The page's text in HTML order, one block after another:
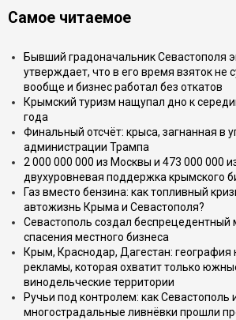
Самое читаемое
Бывший градоначальник Севастополя
утверждает, что в его время взяток не
вообще и бизнес работал без откатов
Крымский туризм нащупал дно к
года
Финальный отсчёт: крыса, загнанная в
администрации Трампа
2 000 000 000 из Москвы и 473 000 000
двухуровневая поддержка крымского
Газ вместо бензина: как топливный
автожизнь Крыма и Севастополя?
Севастополь создал беспрецедентный
спасения местного бизнеса
Крым, Краснодар, Дагестан: география
рекламы, которая охватит только
винодельческие территории
Ручьи под контролем: как Севастополь
многострадальные ливнёвки прошли